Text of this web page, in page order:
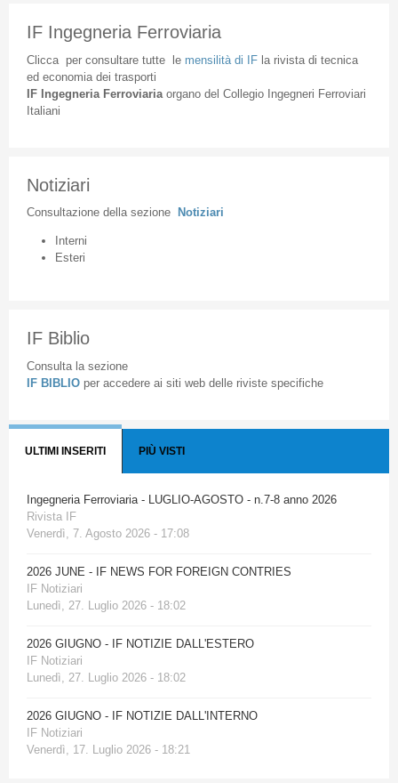
IF Ingegneria Ferroviaria
Cliccaper consultare tuttele mensilità di IFla rivista di tecnica
ed economia dei trasporti
IF Ingegneria Ferroviaria organodel Collegio Ingegneri Ferroviari
Italiani
Notiziari
Consultazione della sezione Notiziari
Interni
Esteri
IF Biblio
Consulta la sezione
IF BIBLIO per accedere ai siti web delle riviste specifiche
ULTIMI INSERITI PIÙ VISTI
Ingegneria Ferroviaria - LUGLIO-AGOSTO - n.7-8 anno 2026
Rivista IF
Venerdì, 7. Agosto 2026 - 17:08
2026 JUNE - IF NEWS FOR FOREIGN CONTRIES
IF Notiziari
Lunedì, 27. Luglio 2026 - 18:02
2026 GIUGNO - IF NOTIZIE DALL'ESTERO
IF Notiziari
Lunedì, 27. Luglio 2026 - 18:02
2026 GIUGNO - IF NOTIZIE DALL'INTERNO
IF Notiziari
Venerdì, 17. Luglio 2026 - 18:21